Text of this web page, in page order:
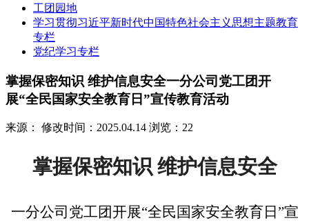
工团园地
学习贯彻习近平新时代中国特色社会主义思想主题教育
专栏
党纪学习专栏
掌握保密知识 维护信息安全一分公司党工团开
展“全民国家安全教育日”宣传教育活动
来源： 修改时间：2025.04.14 浏览：22
掌握保密知识 维护信息安全
一分公司党工团开展“全民国家安全教育日”宣